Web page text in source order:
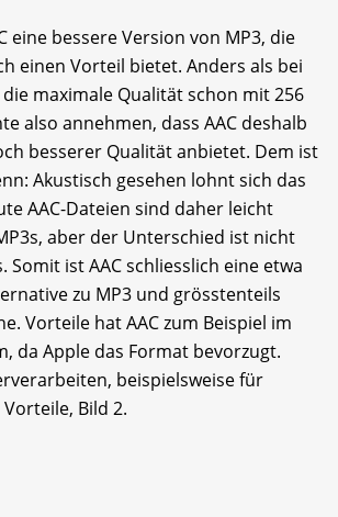
eine bessere Version von MP3, die
einen Vorteil bietet. Anders als bei
die maximale Qualität schon mit 256
also annehmen, dass AAC deshalb
besserer Qualität anbietet. Dem ist
Akustisch gesehen lohnt sich das
AAC-Dateien sind daher leicht
aber der Unterschied ist nicht
Somit ist AAC schliesslich eine etwa
zu MP3 und grösstenteils
Vorteile hat AAC zum Beispiel im
da Apple das Format bevorzugt.
beispielsweise für
Bild 2.